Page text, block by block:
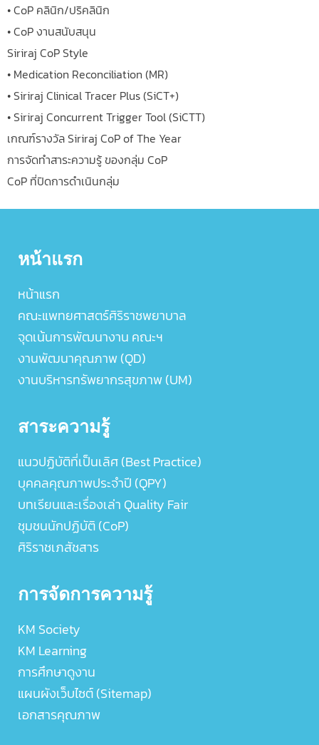
• CoP คลินิก/ปริคลินิก
• CoP งานสนับสนุน
Siriraj CoP Style
• Medication Reconciliation (MR)
• Siriraj Clinical Tracer Plus (SiCT+)
• Siriraj Concurrent Trigger Tool (SiCTT)
เกณฑ์รางวัล Siriraj CoP of The Year
การจัดทำสาระความรู้ ของกลุ่ม CoP
CoP ที่ปิดการดำเนินกลุ่ม
หน้าแรก
หน้าแรก
คณะแพทยศาสตร์ศิริราชพยาบาล
จุดเน้นการพัฒนางาน คณะฯ
งานพัฒนาคุณภาพ (QD)
งานบริหารทรัพยากรสุขภาพ (UM)
สาระความรู้
แนวปฏิบัติที่เป็นเลิศ (Best Practice)
บุคคลคุณภาพประจำปี (QPY)
บทเรียนและเรื่องเล่า Quality Fair
ชุมชนนักปฏิบัติ (CoP)
ศิริราชเภสัชสาร
การจัดการความรู้
KM Society
KM Learning
การศึกษาดูงาน
แผนผังเว็บไซต์ (Sitemap)
เอกสารคุณภาพ